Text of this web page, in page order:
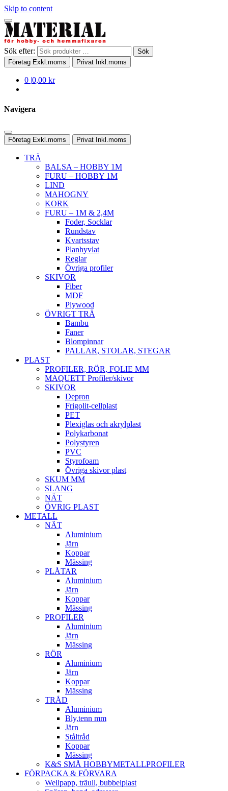
Skip to content
Sök efter:
Sök
Företag Exkl.moms Privat Inkl.moms
0 |0,00 kr
Navigera
Företag Exkl.moms Privat Inkl.moms
TRÄ
BALSA – HOBBY 1M
FURU – HOBBY 1M
LIND
MAHOGNY
KORK
FURU – 1M & 2,4M
Foder, Socklar
Rundstav
Kvartsstav
Planhyvlat
Reglar
Övriga profiler
SKIVOR
Fiber
MDF
Plywood
ÖVRIGT TRÄ
Bambu
Faner
Blompinnar
PALLAR, STOLAR, STEGAR
PLAST
PROFILER, RÖR, FOLIE MM
MAQUETT Profiler/skivor
SKIVOR
Depron
Frigolit-cellplast
PET
Plexiglas och akrylplast
Polykarbonat
Polystyren
PVC
Styrofoam
Övriga skivor plast
SKUM MM
SLANG
NÄT
ÖVRIG PLAST
METALL
NÄT
Aluminium
Järn
Koppar
Mässing
PLÅTAR
Aluminium
Järn
Koppar
Mässing
PROFILER
Aluminium
Järn
Mässing
RÖR
Aluminium
Järn
Koppar
Mässing
TRÅD
Aluminium
Bly,tenn mm
Järn
Ståltråd
Koppar
Mässing
K&S SMÅ HOBBYMETALLPROFILER
FÖRPACKA & FÖRVARA
Wellpapp, träull, bubbelplast